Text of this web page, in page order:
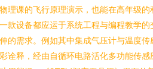
理课的飞行原理演示，也能在高年级
款设备都应运于系统工程与编程教学
的需求。例如其中集成气压计与温度
诠释，经由自循环电路活化多功能传